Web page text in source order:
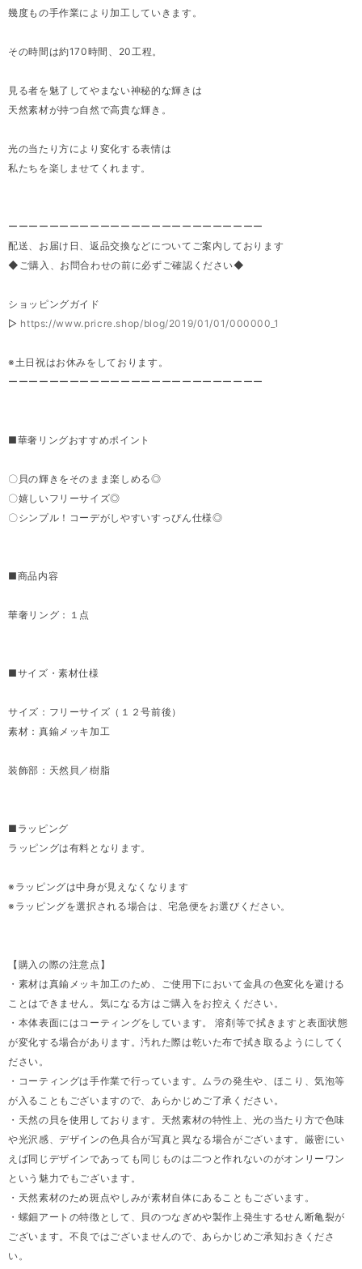
幾度もの手作業により加工していきます。
その時間は約170時間、20工程。
見る者を魅了してやまない神秘的な輝きは
天然素材が持つ自然で高貴な輝き。
光の当たり方により変化する表情は
私たちを楽しませてくれます。
ーーーーーーーーーーーーーーーーーーーーーーーーー
配送、お届け日、返品交換などについてご案内しております
◆ご購入、お問合わせの前に必ずご確認ください◆
ショッピングガイド
▷ https://www.pricre.shop/blog/2019/01/01/000000_1
※土日祝はお休みをしております。
ーーーーーーーーーーーーーーーーーーーーーーーーー
■華奢リングおすすめポイント
〇貝の輝きをそのまま楽しめる◎
〇嬉しいフリーサイズ◎
〇シンプル！コーデがしやすいすっぴん仕様◎
■商品内容
華奢リング：１点
■サイズ・素材仕様
サイズ：フリーサイズ（１２号前後）
素材：真鍮メッキ加工
装飾部：天然貝／樹脂
■ラッピング
ラッピングは有料となります。
※ラッピングは中身が見えなくなります
※ラッピングを選択される場合は、宅急便をお選びください。
【購入の際の注意点】
・素材は真鍮メッキ加工のため、ご使用下において金具の色変化を避ける
ことはできません。気になる方はご購入をお控えください。
・本体表面にはコーティングをしています。 溶剤等で拭きますと表面状態
が変化する場合があります。汚れた際は乾いた布で拭き取るようにしてく
ださい。
・コーティングは手作業で行っています。ムラの発生や、ほこり、気泡等
が入ることもございますので、あらかじめご了承ください。
・天然の貝を使用しております。天然素材の特性上、光の当たり方で色味
や光沢感、デザインの色具合が写真と異なる場合がございます。厳密にい
えば同じデザインであっても同じものは二つと作れないのがオンリーワン
という魅力でもございます。
・天然素材のため斑点やしみが素材自体にあることもございます。
・螺鈿アートの特徴として、貝のつなぎめや製作上発生するせん断亀裂が
ございます。不良ではございませんので、あらかじめご承知おきくださ
い。